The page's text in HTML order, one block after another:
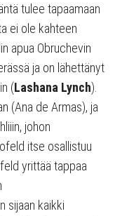
tulee tapaamaan
ei ole kahteen
apua Obruchevin
ja on lähettänyt
(Lashana Lynch).
(Ana de Armas), ja
johon
itse osallistuu
yrittää tappaa
sijaan kaikki